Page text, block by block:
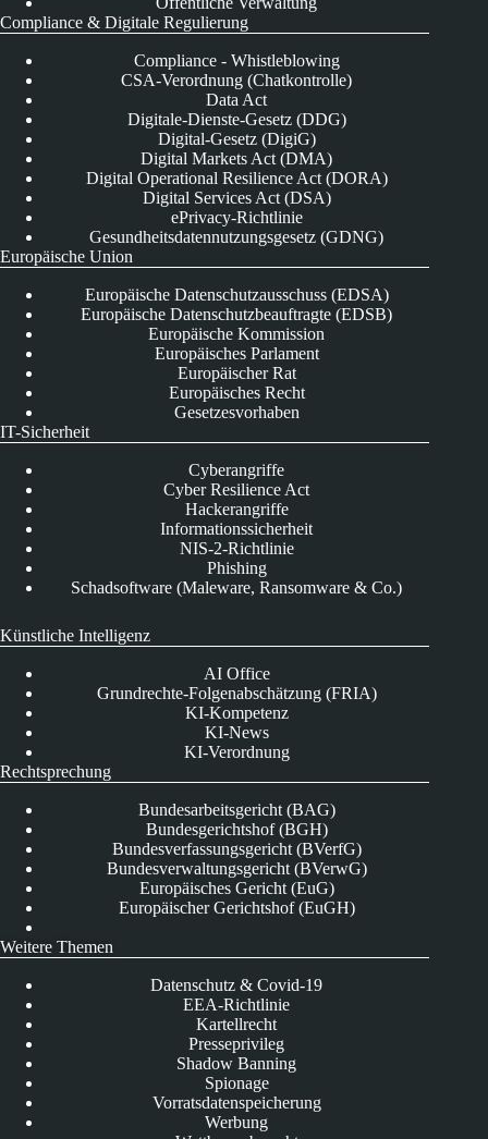
Compliance & Digitale Regulierung
Compliance - Whistleblowing
CSA-Verordnung (Chatkontrolle)
Data Act
Digitale-Dienste-Gesetz (DDG)
Digital-Gesetz (DigiG)
Digital Markets Act (DMA)
Digital Operational Resilience Act (DORA)
Digital Services Act (DSA)
ePrivacy-Richtlinie
Gesundheitsdatennutzungsgesetz (GDNG)
Europäische Union
Europäische Datenschutzausschuss (EDSA)
Europäische Datenschutzbeauftragte (EDSB)
Europäische Kommission
Europäisches Parlament
Europäischer Rat
Europäisches Recht
Gesetzesvorhaben
IT-Sicherheit
Cyberangriffe
Cyber Resilience Act
Hackerangriffe
Informationssicherheit
NIS-2-Richtlinie
Phishing
Schadsoftware (Maleware, Ransomware & Co.)
Künstliche Intelligenz
AI Office
Grundrechte-Folgenabschätzung (FRIA)
KI-Kompetenz
KI-News
KI-Verordnung
Rechtsprechung
Bundesarbeitsgericht (BAG)
Bundesgerichtshof (BGH)
Bundesverfassungsgericht (BVerfG)
Bundesverwaltungsgericht (BVerwG)
Europäisches Gericht (EuG)
Europäischer Gerichtshof (EuGH)
Weitere Themen
Datenschutz & Covid-19
EEA-Richtlinie
Kartellrecht
Presseprivileg
Shadow Banning
Spionage
Vorratsdatenspeicherung
Werbung